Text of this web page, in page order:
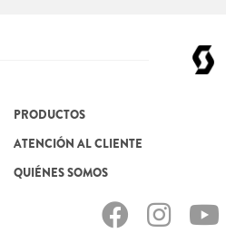
PRODUCTOS
ATENCIÓN AL CLIENTE
QUIÉNES SOMOS